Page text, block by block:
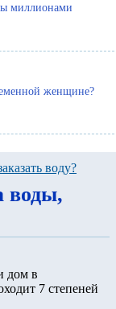
миллионами
женщине?
воду?
воды,
дом в
7 степеней